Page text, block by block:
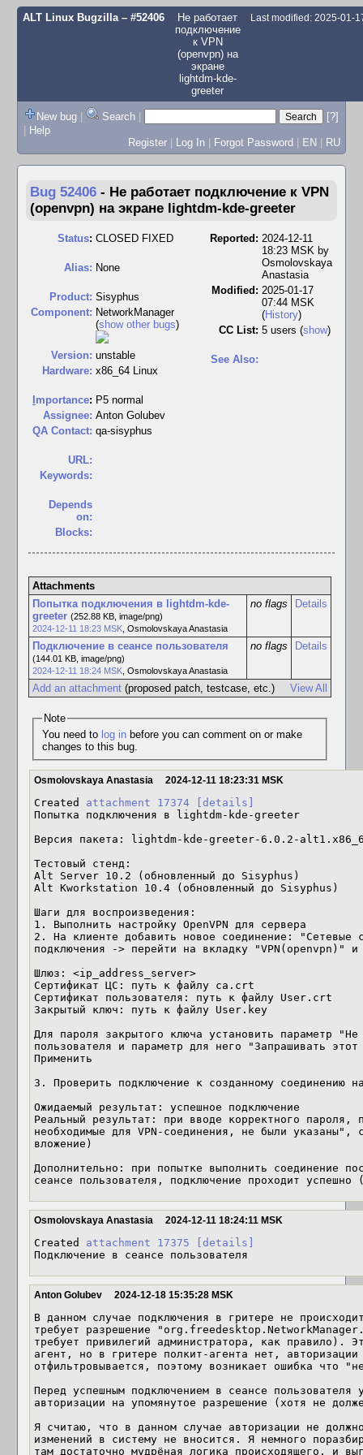
ALT Linux Bugzilla– #52406
Не работает
подключение
к VPN
(openvpn) на
экране
lightdm-kde-
greeter
Last modified: 2025-01-
New bug | Search |
[?]
| Help
Register | Log In | Forgot Password | EN | RU
Bug 52406 - Не работает подключение к VPN
(openvpn) на экране lightdm-kde-greeter
Status: CLOSED FIXED
Alias: None
Product: Sisyphus
Component: NetworkManager
(show other bugs)
Version: unstable
Hardware: x86_64 Linux
mportance: P5 normal
Assignee: Anton Golubev
QA Contact: qa-sisyphus
URL:
Keywords:
Depends
on:
Blocks:
Reported: 2024-12-11
18:23 MSK by
Osmolovskaya
Anastasia
Modified: 2025-01-17
07:44 MSK
(History)
CC List: 5 users (show)
See Also:
Attachments
Попытка подключения в lightdm-kde-
greeter (252.88 KB, image/png)
2024-12-11 18:23 MSK, Osmolovskaya Anastasia
no flags Details
Подключение в сеансе пользователя
(144.01 KB, image/png)
2024-12-11 18:24 MSK, Osmolovskaya Anastasia
no flags Details
View All
Add an attachment(proposed patch, testcase, etc.)
Note
You need to log inbefore you can comment on or make
changes to this bug.
Osmolovskaya Anastasia 2024-12-11 18:23:31 MSK
Created attachment 17374
[details]
Попытка подключения в lightdm-kde-greeter
Версия пакета: lightdm-kde-greeter-6.0.2-
Тестовый стенд:
Alt Server 10.2 (обновленный до Sisyphus)
Alt Kworkstation 10.4 (обновленный до Sisyphus)
Шаги для воспроизведения:
1. Выполнить настройку OpenVPN для сервера
2. На клиенте добавить новое соединение: "Сетевые
подключения -> перейти на вкладку "VPN(openvpn)" и
Шлюз: <ip_address_server>
Сертификат ЦС: путь к файлу ca.crt
Сертификат пользователя: путь к файлу User.crt
Закрытый ключ: путь к файлу User.key
Для пароля закрытого ключа установить параметр
пользователя и параметр для него "Запрашивать
Применить
3. Проверить подключение к созданному
Ожидаемый результат: успешное подключение
Реальный результат: при вводе корректного пароля,
необходимые для VPN-соединения, не были
вложение)
Дополнительно: при попытке выполнить соединение
сеансе пользователя, подключение проходит
Osmolovskaya Anastasia 2024-12-11 18:24:11 MSK
Created attachment 17375
[details]
Подключение в сеансе пользователя
Anton Golubev 2024-12-18 15:35:28 MSK
В данном случае подключения в гритере не
требует разрешение
требует привилегий администратора, как правило).
агент, но в гритере полкит-агента нет,
отфильтровывается, поэтому возникает ошибка что
Перед успешным подключением в сеансе пользователя
авторизации на упомянутое разрешение (хотя не
Я считаю, что в данном случае авторизации не
изменений в систему не вносится. Я немного
там достаточно мудрёная логика происходящего, и